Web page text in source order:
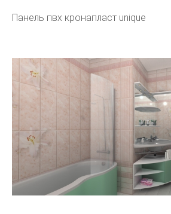
Панель пвх кронапласт unique